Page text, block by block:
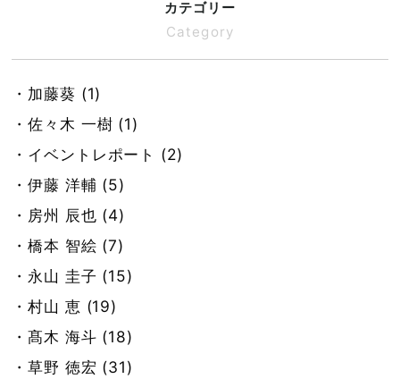
カテゴリー
Category
・加藤葵 (1)
・佐々木 一樹 (1)
・イベントレポート (2)
・伊藤 洋輔 (5)
・房州 辰也 (4)
・橋本 智絵 (7)
・永山 圭子 (15)
・村山 恵 (19)
・髙木 海斗 (18)
・草野 徳宏 (31)